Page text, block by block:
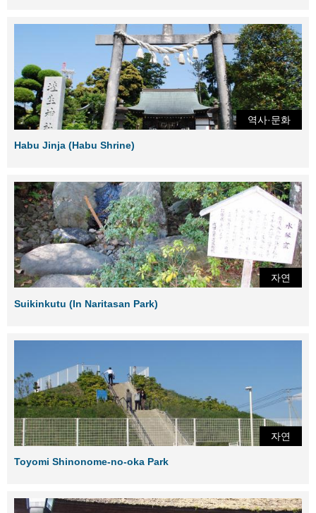
역사·문화
Habu Jinja (Habu Shrine)
자연
Suikinkutu (In Naritasan Park)
자연
Toyomi Shinonome-no-oka Park